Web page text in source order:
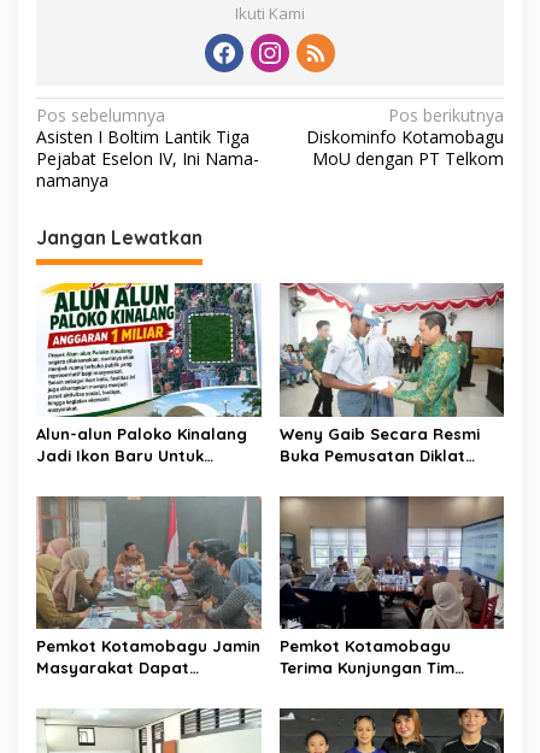
Ikuti Kami
N
a
v
i
g
a
s
p
o
s
Pos sebelumnya
Asisten I Boltim Lantik Tiga
Pejabat Eselon IV, Ini Nama-
namanya
Pos berikutnya
Diskominfo Kotamobagu
MoU dengan PT Telkom
Jangan Lewatkan
Alun-alun Paloko Kinalang
Jadi Ikon Baru Untuk
Kotamobagu
Weny Gaib Secara Resmi
Buka Pemusatan Diklat
Kotamobagu
Pemkot Kotamobagu Jamin
Masyarakat Dapat
Pemkot Kotamobagu
Terima Kunjungan Tim